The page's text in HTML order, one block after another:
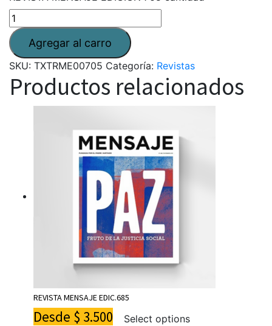
SKU: TXTRME00705 Categoría: Revistas
Productos relacionados
REVISTA MENSAJE EDIC.685
Desde $ 3.500 Select options